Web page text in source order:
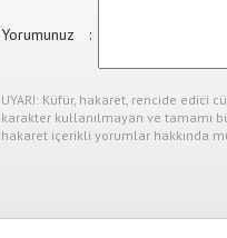
Yorumunuz :
UYARI: Küfür, hakaret, rencide edici
karakter kullanılmayan ve tamamı
hakaret içerikli yorumlar hakkında